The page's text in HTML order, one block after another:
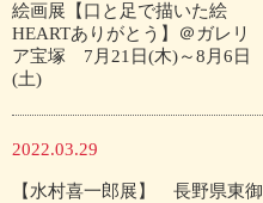
絵画展【口と足で描いた絵
HEARTありがとう】＠ガレリ
ア宝塚 7月21日(木)～8月6日
(土)
2022.03.29
【水村喜一郎展】 長野県東御